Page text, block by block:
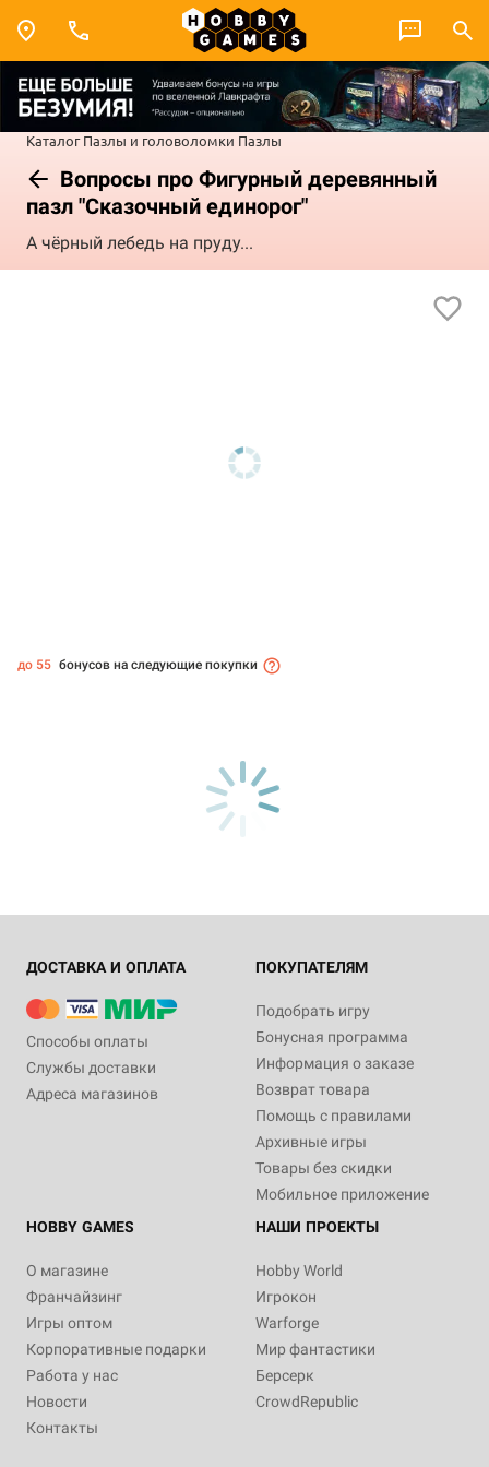
Каталог Пазлы и головоломки Пазлы
Вопросы про Фигурный деревянный
пазл "Сказочный единорог"
А чёрный лебедь на пруду...
до 55 бонусов на следующие покупки
ДОСТАВКА И ОПЛАТА
Способы оплаты
Службы доставки
Адреса магазинов
ПОКУПАТЕЛЯМ
Подобрать игру
Бонусная программа
Информация о заказе
Возврат товара
Помощь с правилами
Архивные игры
Товары без скидки
Мобильное приложение
HOBBY GAMES
О магазине
Франчайзинг
Игры оптом
Корпоративные подарки
Работа у нас
Новости
Контакты
НАШИ ПРОЕКТЫ
Hobby World
Игрокон
Warforge
Мир фантастики
Берсерк
CrowdRepublic